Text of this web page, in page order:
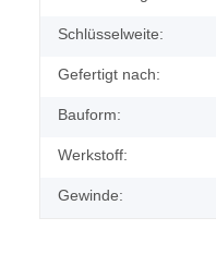
Schlüsselweite:
Gefertigt nach:
Bauform:
Werkstoff:
Gewinde: